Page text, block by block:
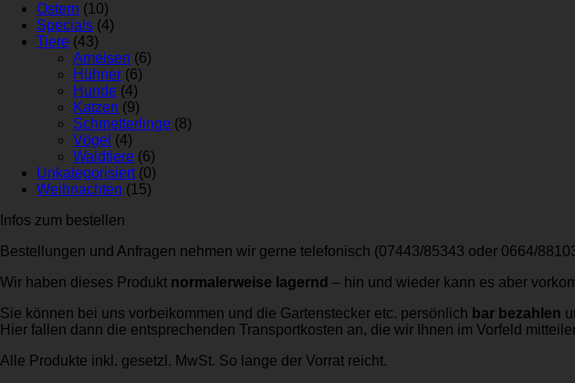
Ostern (10)
Specials (4)
Tiere (43)
Ameisen (6)
Hühner (6)
Hunde (4)
Katzen (9)
Schmetterlinge (8)
Vögel (4)
Waldtiere (6)
Unkategorisiert (0)
Weihnachten (15)
Infos zum bestellen
Bestellungen und Anfragen nehmen wir gerne telefonisch (07443/85343 oder 0664/
Wir haben dieses Produkt normalerweise lagernd – hin und wieder kann es aber
Sie können bei uns vorbeikommen und die Gartenstecker etc. persönlich bar bezahlen
Hier fallen dann die entsprechenden Transportkosten an, die wir Ihnen im Vorfeld
Alle Produkte inkl. gesetzl. MwSt. So lange der Vorrat reicht.